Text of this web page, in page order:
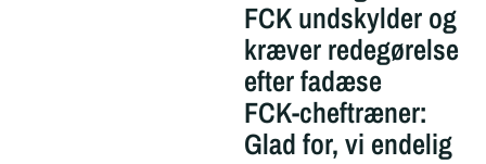
FCK undskylder og
kræver redegørelse
efter fadæse
FCK-cheftræner:
Glad for, vi endelig